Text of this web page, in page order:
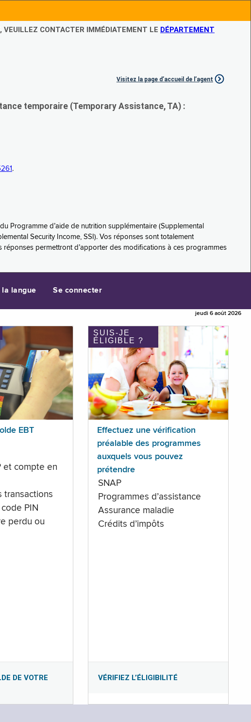
VEUILLEZ CONTACTER IMMÉDIATEMENT LE DÉPARTEMENT
Visitez la page d’accueil de l’agent
temporaire (Temporary Assistance, TA) :
.
Programme d’aide de nutrition supplémentaire (Supplemental
Security Income, SSI). Vos réponses sont totalement
permettront d’apporter des modifications à ces programmes
langue Se connecter
jeudi 6 août 2026
EBT
et compte en
transactions
PIN
perdu ou
DE VOTRE
SUIS-JE
ÉLIGIBLE ?
Effectuez une vérification
préalable des programmes
auxquels vous pouvez
prétendre
SNAP
Programmes d’assistance
Assurance maladie
Crédits d’impôts
VÉRIFIEZ L’ÉLIGIBILITÉ